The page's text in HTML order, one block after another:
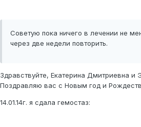
Советую пока ничего в лечении не
через две недели повторить.
Здравствуйте, Екатерина Дмитриевна и
Поздравляю вас с Новым год и
14.01.14г. я сдала гемостаз: